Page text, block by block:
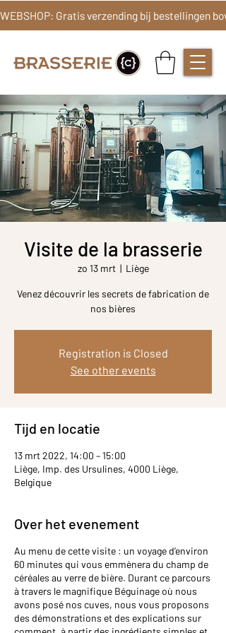
Visite de la brasserie
zo 13 mrt
  |
Liège
Venez découvrir les secrets de fabrication de
nos bières
Registration is Closed
See other events
Tijd en locatie
13 mrt 2022, 14:00 – 15:00
Liège, Imp. des Ursulines, 4000 Liège,
Belgique
Over het evenement
Au menu de cette visite : un voyage d’environ
60 minutes qui vous emmènera du champ de
céréales au verre de bière. Durant ce parcours
à travers le magnifique Béguinage où nous
avons posé nos cuves, nous vous proposons
des démonstrations et des explications sur